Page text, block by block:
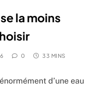
la moins
0 33 MINS
d’une eau